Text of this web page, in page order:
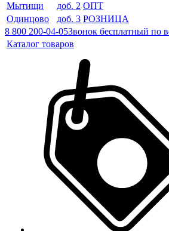
Мытищи
доб. 2 ОПТ
Одинцово
доб. 3 РОЗНИЦА
8 800 200-04-05Звонок бесплатный по
Каталог товаров